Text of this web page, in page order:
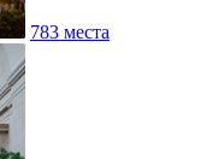
783 места